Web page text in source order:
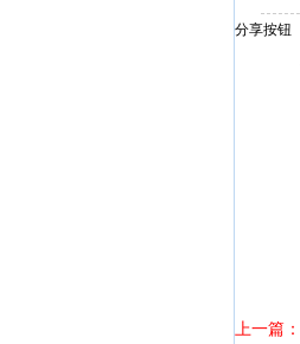
分享按钮
上一篇：